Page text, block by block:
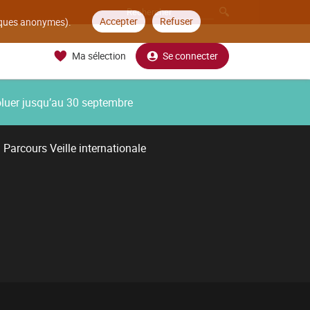
anonymes). Accepter Refuser
Ma sélection Se connecter
jusqu’au 30 septembre
Parcours Veille internationale